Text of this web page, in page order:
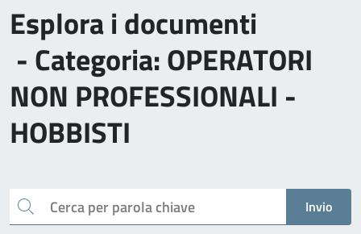
Esplora i documenti
- Categoria: OPERATORI
NON PROFESSIONALI -
HOBBISTI
Cerca Invio